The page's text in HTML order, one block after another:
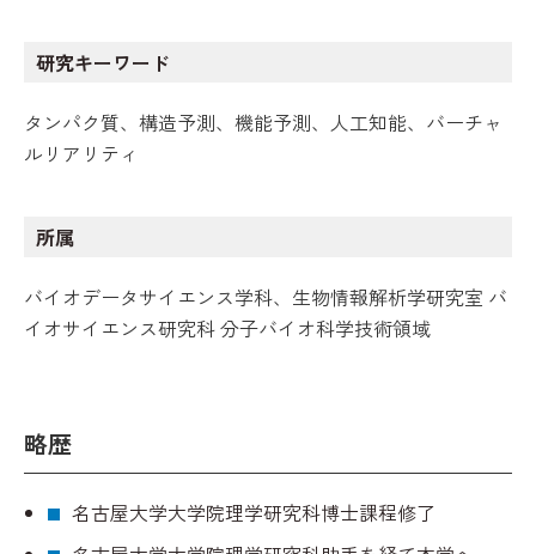
研究キーワード
タンパク質、構造予測、機能予測、人工知能、バーチャ
ルリアリティ
所属
バイオデータサイエンス学科、生物情報解析学研究室 バ
イオサイエンス研究科 分子バイオ科学技術領域
略歴
名古屋大学大学院理学研究科博士課程修了